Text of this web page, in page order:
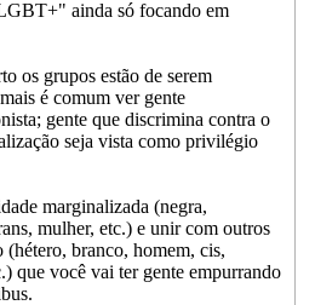
ainda só focando em
os grupos estão de serem
é comum ver gente
gente que discrimina contra o
seja vista como privilégio
marginalizada (negra,
mulher, etc.) e unir com outros
branco, homem, cis,
que você vai ter gente empurrando